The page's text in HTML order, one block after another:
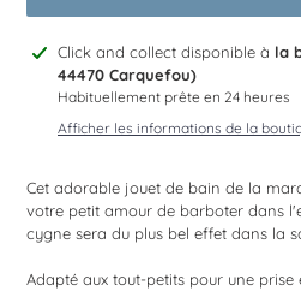
Ajout
produit
votre
Click and collect disponible à la
44470 Carquefou)
Habituellement prête en 24 heures
Afficher les informations de la
Cet adorable jouet de bain de la
votre petit amour de barboter dans
cygne sera du plus bel effet dans la
Adapté aux tout-petits pour une